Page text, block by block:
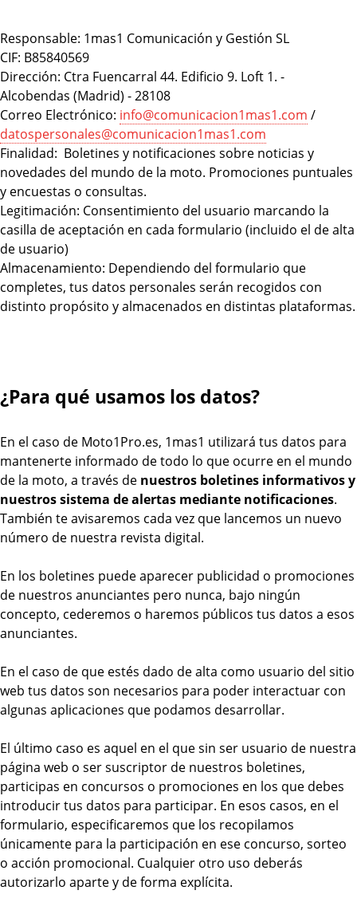
Responsable: 1mas1 Comunicación y Gestión SL
CIF: B85840569
Dirección: Ctra Fuencarral 44. Edificio 9. Loft 1. -
Alcobendas (Madrid) - 28108
Correo Electrónico: info@comunicacion1mas1.com /
datospersonales@comunicacion1mas1.com
Finalidad: Boletines y notificaciones sobre noticias y
novedades del mundo de la moto. Promociones puntuales
y encuestas o consultas.
Legitimación: Consentimiento del usuario marcando la
casilla de aceptación en cada formulario (incluido el de alta
de usuario)
Almacenamiento: Dependiendo del formulario que
completes, tus datos personales serán recogidos con
distinto propósito y almacenados en distintas plataformas.
¿Para qué usamos los datos?
En el caso de Moto1Pro.es, 1mas1 utilizará tus datos para
mantenerte informado de todo lo que ocurre en el mundo
de la moto, a través de nuestros boletines informativos y
nuestros sistema de alertas mediante notificaciones.
También te avisaremos cada vez que lancemos un nuevo
número de nuestra revista digital.
En los boletines puede aparecer publicidad o promociones
de nuestros anunciantes pero nunca, bajo ningún
concepto, cederemos o haremos públicos tus datos a esos
anunciantes.
En el caso de que estés dado de alta como usuario del sitio
web tus datos son necesarios para poder interactuar con
algunas aplicaciones que podamos desarrollar.
El último caso es aquel en el que sin ser usuario de nuestra
página web o ser suscriptor de nuestros boletines,
participas en concursos o promociones en los que debes
introducir tus datos para participar. En esos casos, en el
formulario, especificaremos que los recopilamos
únicamente para la participación en ese concurso, sorteo
o acción promocional. Cualquier otro uso deberás
autorizarlo aparte y de forma explícita.